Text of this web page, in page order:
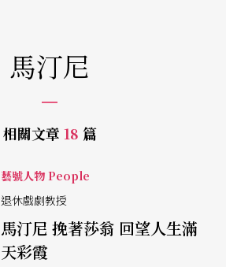
馬汀尼
相關文章 18 篇
藝號人物 People
退休戲劇教授
馬汀尼 挽著莎翁 回望人生滿
天彩霞